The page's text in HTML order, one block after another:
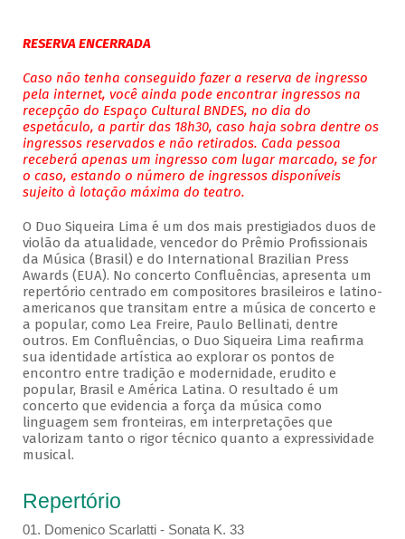
RESERVA ENCERRADA
Caso não tenha conseguido fazer a reserva de ingresso
pela internet, você ainda pode encontrar ingressos na
recepção do Espaço Cultural BNDES, no dia do
espetáculo, a partir das 18h30, caso haja sobra dentre os
ingressos reservados e não retirados. Cada pessoa
receberá apenas um ingresso com lugar marcado, se for
o caso, estando o número de ingressos disponíveis
sujeito à lotação máxima do teatro.
O Duo Siqueira Lima é um dos mais prestigiados duos de
violão da atualidade, vencedor do Prêmio Profissionais
da Música (Brasil) e do International Brazilian Press
Awards (EUA). No concerto Confluências, apresenta um
repertório centrado em compositores brasileiros e latino-
americanos que transitam entre a música de concerto e
a popular, como Lea Freire, Paulo Bellinati, dentre
outros. Em Confluências, o Duo Siqueira Lima reafirma
sua identidade artística ao explorar os pontos de
encontro entre tradição e modernidade, erudito e
popular, Brasil e América Latina. O resultado é um
concerto que evidencia a força da música como
linguagem sem fronteiras, em interpretações que
valorizam tanto o rigor técnico quanto a expressividade
musical.
Repertório
01. Domenico Scarlatti - Sonata K. 33